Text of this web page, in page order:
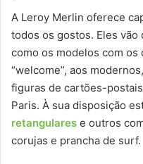
A Leroy Merlin oferece
todos os gostos. Eles
como os modelos com os
“welcome”, aos
figuras de cartões-
Paris. À sua disposição
retangulares e outros
corujas e prancha de surf.